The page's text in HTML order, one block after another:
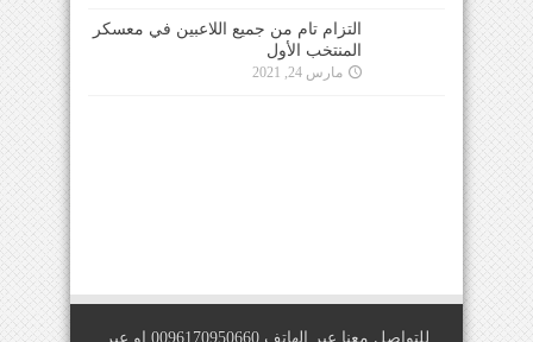
التزام تام من جميع اللاعبين في معسكر
المنتخب الأول
مارس 24, 2021
للتواصل معنا عبر الهاتف 0096170950660 او عبر